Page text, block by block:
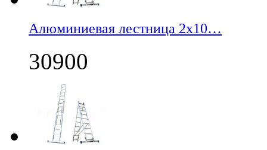
Алюминиевая лестница 2х10…
30900